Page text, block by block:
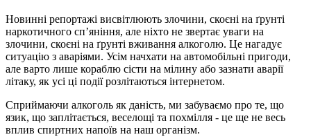
Новинні репортажі висвітлюють злочини, скоєні на ґрунті
наркотичного сп’яніння, але ніхто не звертає уваги на
злочини, скоєні на ґрунті вживання алкоголю. Це нагадує
ситуацію з аваріями. Усім начхати на автомобільні пригоди,
але варто лише кораблю сісти на мілину або зазнати аварії
літаку, як усі ці події розлітаються інтернетом.
Сприймаючи алкоголь як даність, ми забуваємо про те, що
язик, що заплітається, веселощі та похмілля - це ще не весь
вплив спиртних напоїв на наш організм.